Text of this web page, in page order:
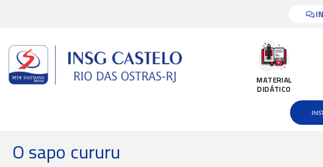
conteúdo
MATERIAL
DIDÁTICO
O sapo cururu